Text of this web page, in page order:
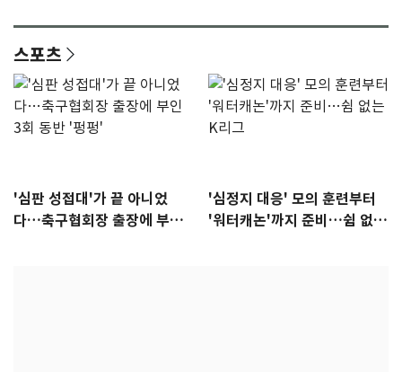
스포츠
'심판 성접대'가 끝 아니었
다…축구협회장 출장에 부인
'심정지 대응' 모의 훈련부터
'워터캐논'까지 준비…쉼 없는